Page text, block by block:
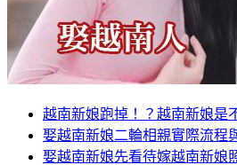
越南新娘跑掉！？越南新娘是
娶越南新娘二輪相親實際流程
娶越南新娘先看待嫁越南新娘